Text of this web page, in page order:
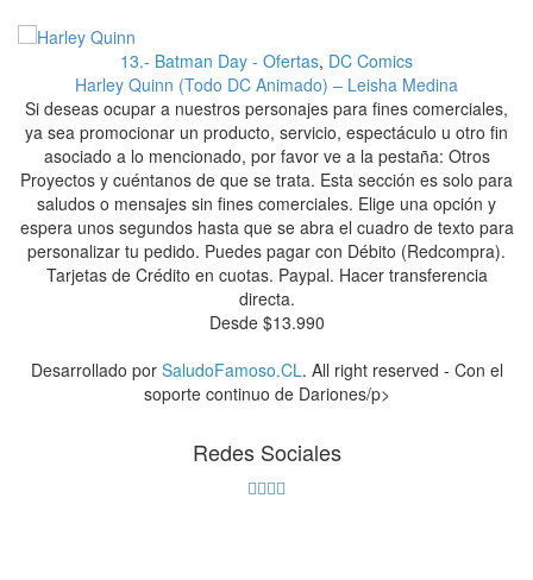
13.- Batman Day - Ofertas, DC Comics
Harley Quinn (Todo DC Animado) – Leisha Medina
Si deseas ocupar a nuestros personajes para fines comerciales,
ya sea promocionar un producto, servicio, espectáculo u otro fin
asociado a lo mencionado, por favor ve a la pestaña: Otros
Proyectos y cuéntanos de que se trata. Esta sección es solo para
saludos o mensajes sin fines comerciales. Elige una opción y
espera unos segundos hasta que se abra el cuadro de texto para
personalizar tu pedido. Puedes pagar con Débito (Redcompra).
Tarjetas de Crédito en cuotas. Paypal. Hacer transferencia
directa.
Desde $13.990
Desarrollado por SaludoFamoso.CL. All right reserved - Con el
soporte continuo de Dariones/p>
Redes Sociales